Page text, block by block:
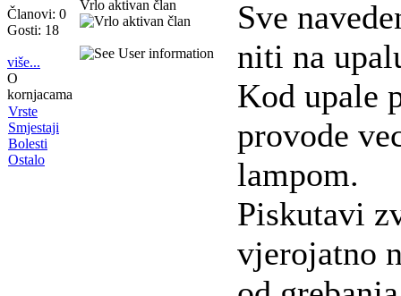
Članovi: 0
Gosti: 18
više...
O
kornjacama
Vrste
Smjestaji
Bolesti
Ostalo
Vrlo aktivan član
Sve
niti na
Kod upale
provode
lampom.
Piskutavi
vjerojatno